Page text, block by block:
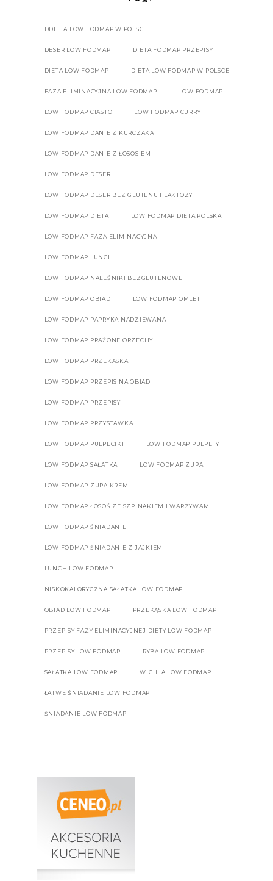
DDIETA LOW FODMAP W POLSCE
DESER LOW FODMAP DIETA FODMAP PRZEPISY
DIETA LOW FODMAP DIETA LOW FODMAP W POLSCE
FAZA ELIMINACYJNA LOW FODMAP LOW FODMAP
LOW FODMAP CIASTO LOW FODMAP CURRY
LOW FODMAP DANIE Z KURCZAKA
LOW FODMAP DANIE Z ŁOSOSIEM
LOW FODMAP DESER
LOW FODMAP DESER BEZ GLUTENU I LAKTOZY
LOW FODMAP DIETA LOW FODMAP DIETA POLSKA
LOW FODMAP FAZA ELIMINACYJNA
LOW FODMAP LUNCH
LOW FODMAP NALEŚNIKI BEZGLUTENOWE
LOW FODMAP OBIAD LOW FODMAP OMLET
LOW FODMAP PAPRYKA NADZIEWANA
LOW FODMAP PRAŻONE ORZECHY
LOW FODMAP PRZEKASKA
LOW FODMAP PRZEPIS NA OBIAD
LOW FODMAP PRZEPISY
LOW FODMAP PRZYSTAWKA
LOW FODMAP PULPECIKI LOW FODMAP PULPETY
LOW FODMAP SAŁATKA LOW FODMAP ZUPA
LOW FODMAP ZUPA KREM
LOW FODMAP ŁOSOŚ ZE SZPINAKIEM I WARZYWAMI
LOW FODMAP ŚNIADANIE
LOW FODMAP ŚNIADANIE Z JAJKIEM
LUNCH LOW FODMAP
NISKOKALORYCZNA SAŁATKA LOW FODMAP
OBIAD LOW FODMAP PRZEKĄSKA LOW FODMAP
PRZEPISY FAZY ELIMINACYJNEJ DIETY LOW FODMAP
PRZEPISY LOW FODMAP RYBA LOW FODMAP
SAŁATKA LOW FODMAP WIGILIA LOW FODMAP
ŁATWE ŚNIADANIE LOW FODMAP
ŚNIADANIE LOW FODMAP